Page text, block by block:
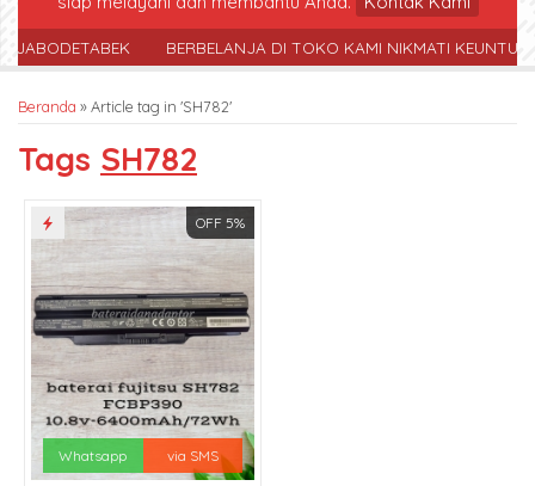
JABODETABEK BERBELANJA DI TOKO KAMI NIKMATI
Beranda »Article tag in 'SH782'
Tags SH782
OFF 5%
Whatsapp via SMS